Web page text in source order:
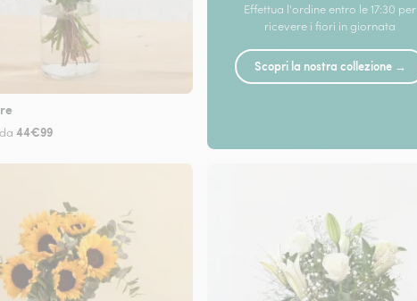
44€99
Effettua l'ordine entro le 17:30 per
ricevere i fiori in giornata
Scopri la nostra collezione →